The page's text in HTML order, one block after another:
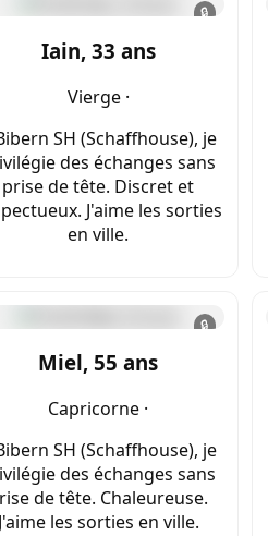
🔒
Iain, 33 ans
Vierge ·
SH (Schaffhouse), je
des échanges sans
prise de tête. Discret et
J'aime les sorties
en ville.
🔒
Miel, 55 ans
Capricorne ·
SH (Schaffhouse), je
des échanges sans
de tête. Chaleureuse.
J'aime les sorties en ville.